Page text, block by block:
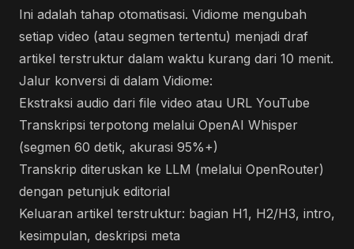
Ini adalah tahap otomatisasi. Vidiome mengubah
setiap video (atau segmen tertentu) menjadi draf
artikel terstruktur dalam waktu kurang dari 10 menit.
Jalur konversi di dalam Vidiome:
Ekstraksi audio dari file video atau URL YouTube
Transkripsi terpotong melalui OpenAI Whisper
(segmen 60 detik, akurasi 95%+)
Transkrip diteruskan ke LLM (melalui OpenRouter)
dengan petunjuk editorial
Keluaran artikel terstruktur: bagian H1, H2/H3, intro,
kesimpulan, deskripsi meta